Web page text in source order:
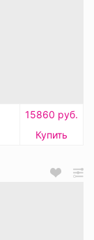
15860 руб.
Купить